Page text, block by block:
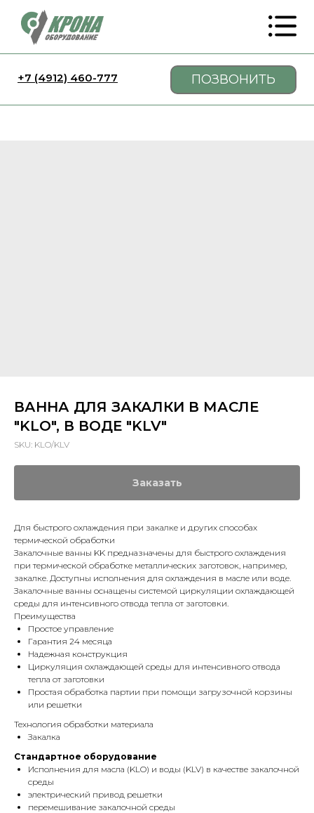
+7 (4912) 460-777 ПОЗВОНИТЬ
ВАННА ДЛЯ ЗАКАЛКИ В МАСЛЕ
"KLO", В ВОДЕ "KLV"
SKU: KLO/KLV
Заказать
Для быстрого охлаждения при закалке и других способах
термической обработки
Закалочные ванны KK предназначены для быстрого охлаждения
при термической обработке металлических заготовок, например,
закалке. Доступны исполнения для охлаждения в масле или воде.
Закалочные ванны оснащены системой циркуляции охлаждающей
среды для интенсивного отвода тепла от заготовки.
Преимущества
Простое управление
Гарантия 24 месяца
Надежная конструкция
Циркуляция охлаждающей среды для интенсивного отвода
тепла от заготовки
Простая обработка партии при помощи загрузочной корзины
или решетки
Технология обработки материала
Закалка
Стандартное оборудование
Исполнения для масла (KLO) и воды (KLV) в качестве закалочной
среды
электрический привод решетки
перемешивание закалочной среды